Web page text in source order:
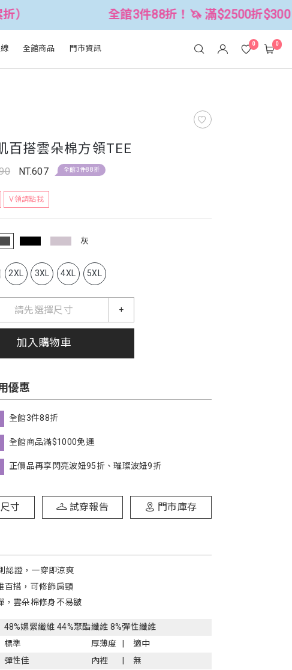
全館3件88折！🦄 滿$2500折$300 (可累折）
全館商品 門市資訊 0 0
百搭雲朵棉方領TEE
NT.607 全館3件88折
V領請點我
灰
2XL 3XL 4XL 5XL
請先選擇尺寸 +
加入購物車
優惠
全館3件88折
全館商品滿$1000免運
正價品再享閃亮波妞95折、璀璨波妞9折
寸 試穿報告 門市庫存
認證，一穿即涼爽
百搭，可修飾肩頸
，雲朵棉修身不易皺
48%嫘縈纖維 44%聚酯纖維 8%彈性纖維
標準 厚薄度
適中
彈性佳 內裡
無